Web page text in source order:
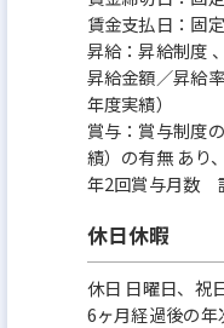
賃金支払日：固
昇給：昇給制度
昇給金額／昇給
年度実績）
賞与：賞与制度
績）の有無 あり
年2回賞与月数
休日休暇
休日 日曜日、祝
6ヶ月経過後の